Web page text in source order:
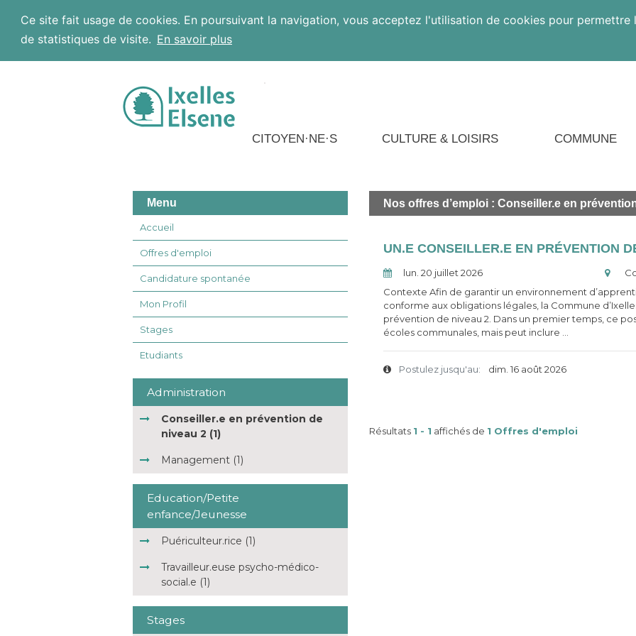
Ce site fait usage de cookies. En poursuivant la navigation, vous acceptez l'utilisation de cookies pour permettre
de statistiques de visite. En savoir plus
CITOYEN·NE·S CULTURE & LOISIRS COMMUNE
Menu
Accueil
Offres d'emploi
Candidature spontanée
Mon Profil
Stages
Etudiants
Administration
Conseiller.e en prévention de
niveau 2 (1)
Management (1)
Education/Petite
enfance/Jeunesse
Puériculteur.rice (1)
Travailleur.euse psycho-médico-
social.e (1)
Stages
Nosoffres d’emploi : Conseiller.e en
lun. 20 juillet 2026
Contexte Afin de garantir un environnement
conforme aux obligations légales, la Commune
prévention de niveau 2. Dans un premier temps, ce
écoles communales, mais peut inclure ...
Postulez jusqu'au: dim. 16 août 2026
Résultats 1 - 1 affichés de 1 Offres d'emploi